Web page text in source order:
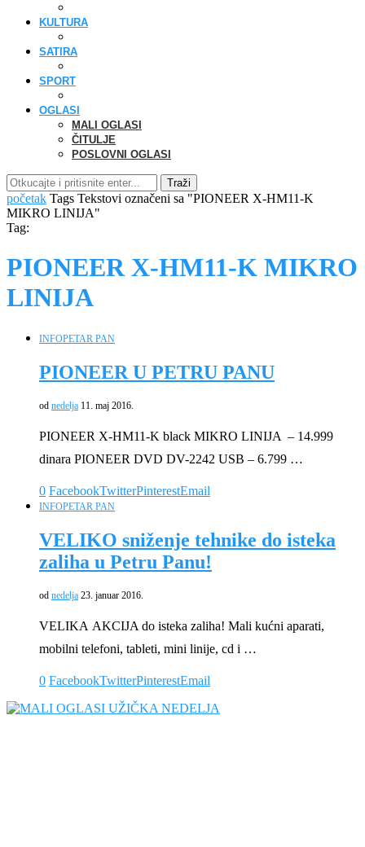
KULTURA
SATIRA
SPORT
OGLASI
MALI OGLASI
ČITULJE
POSLOVNI OGLASI
Traži
početak Tags Tekstovi označeni sa "PIONEER X-HM11-K
MIKRO LINIJA"
Tag:
PIONEER X-HM11-K MIKRO
LINIJA
INFOPETAR PAN
PIONEER U PETRU PANU
od nedelja 11. maj 2016.
PIONEER X-HM11-K black MIKRO LINIJA – 14.999
dinara PIONEER DVD DV-2242 USB – 6.799 …
0 FacebookTwitterPinterestEmail
INFOPETAR PAN
VELIKO sniženje tehnike do isteka
zaliha u Petru Panu!
od nedelja 23. januar 2016.
VELIKA AKCIJA do isteka zaliha! Mali kućni aparati,
mobilni telefoni, tableti, mini linije, cd i …
0 FacebookTwitterPinterestEmail